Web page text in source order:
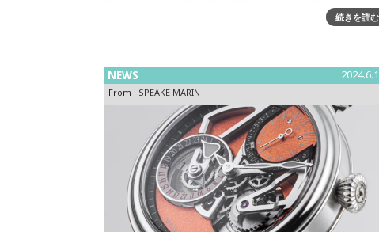
COLLECTION』ウォッチ・デザイナーのエリック・ジル
ド「スピー
続きを読む
NEWS
From : SPEAKE MARIN